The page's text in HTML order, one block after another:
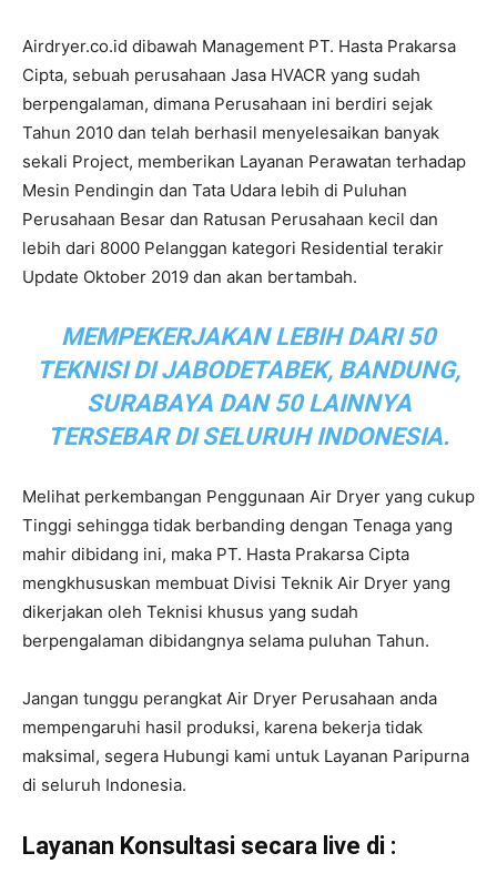
Airdryer.co.id dibawah Management PT. Hasta Prakarsa
Cipta, sebuah perusahaan Jasa HVACR yang sudah
berpengalaman, dimana Perusahaan ini berdiri sejak
Tahun 2010 dan telah berhasil menyelesaikan banyak
sekali Project, memberikan Layanan Perawatan terhadap
Mesin Pendingin dan Tata Udara lebih di Puluhan
Perusahaan Besar dan Ratusan Perusahaan kecil dan
lebih dari 8000 Pelanggan kategori Residential terakir
Update Oktober 2019 dan akan bertambah.
MEMPEKERJAKAN LEBIH DARI 50
TEKNISI DI JABODETABEK, BANDUNG,
SURABAYA DAN 50 LAINNYA
TERSEBAR DI SELURUH INDONESIA.
Melihat perkembangan Penggunaan Air Dryer yang cukup
Tinggi sehingga tidak berbanding dengan Tenaga yang
mahir dibidang ini, maka PT. Hasta Prakarsa Cipta
mengkhususkan membuat Divisi Teknik Air Dryer yang
dikerjakan oleh Teknisi khusus yang sudah
berpengalaman dibidangnya selama puluhan Tahun.
Jangan tunggu perangkat Air Dryer Perusahaan anda
mempengaruhi hasil produksi, karena bekerja tidak
maksimal, segera Hubungi kami untuk Layanan Paripurna
di seluruh Indonesia.
Layanan Konsultasi secara live di :